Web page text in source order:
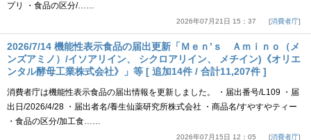
プリ ・食品の区分/……
2026年07月21日 15：37 消費者庁
2026/7/14 機能性表示食品の届出更新「Ｍｅｎ’ｓ Ａｍｉｎｏ（メ
ンズアミノ）/イソアリイン、 シクロアリイン、 メチイン)《オリエ
ンタル酵母工業株式会社》」等 [ 追加14件 / 合計11,207件 ]
消費者庁は機能性表示食品の届出情報を更新しました。 ・届出番号/L109 ・届
出日/2026/4/28 ・届出者名/養生仙薬研究所株式会社 ・商品名/すやすやティー
・食品の区分/加工食……
2026年07月15日 12：05 消費者庁